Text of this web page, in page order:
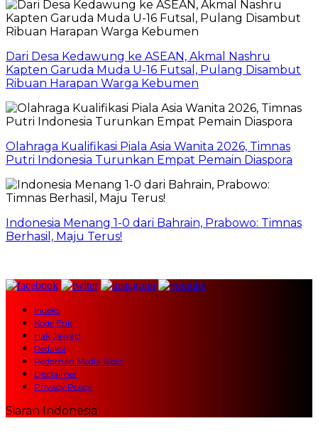
Dari Desa Kedawung ke ASEAN, Akmal Nashru
Kapten Garuda Muda U-16 Futsal, Pulang Disambut
Ribuan Harapan Warga Kebumen
Olahraga Kualifikasi Piala Asia Wanita 2026, Timnas
Putri Indonesia Turunkan Empat Pemain Diaspora
Indonesia Menang 1-0 dari Bahrain, Prabowo: Timnas
Berhasil, Maju Terus!
Indeks
Kode Etik
Hak Jawab
Redaksi
Pedoman Media Siber
Disclaimer
Privacy Policy
Siaran Indonesia